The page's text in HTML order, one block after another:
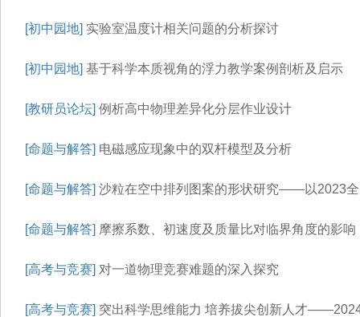
[初中园地] 实验室温度计相关问题的分析探讨
[初中园地] 基于科学本质视角的浮力教学案例剖析及启示
[教研员论坛] 例析高中物理差异化分层作业设计
[命题与解答] 电磁感应现象中的双杆模型及分析
[命题与解答] 沙粒在空中排列图案的形状研究——以2023
[命题与解答] 摩擦系数、初速度及质量比对临界角度的影响
[高考与竞赛] 对一道物理竞赛难题的深入探究
[高考与竞赛] 突出科学思维能力 培养拔尖创新人才